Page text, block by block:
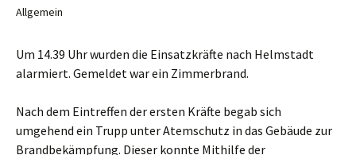
Allgemein
Um 14.39 Uhr wurden die Einsatzkräfte nach Helmstadt
alarmiert. Gemeldet war ein Zimmerbrand.
Nach dem Eintreffen der ersten Kräfte begab sich
umgehend ein Trupp unter Atemschutz in das Gebäude zur
Brandbekämpfung. Dieser konnte Mithilfe der